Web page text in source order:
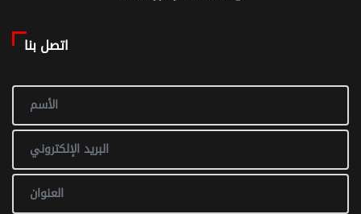
اتصل بنا